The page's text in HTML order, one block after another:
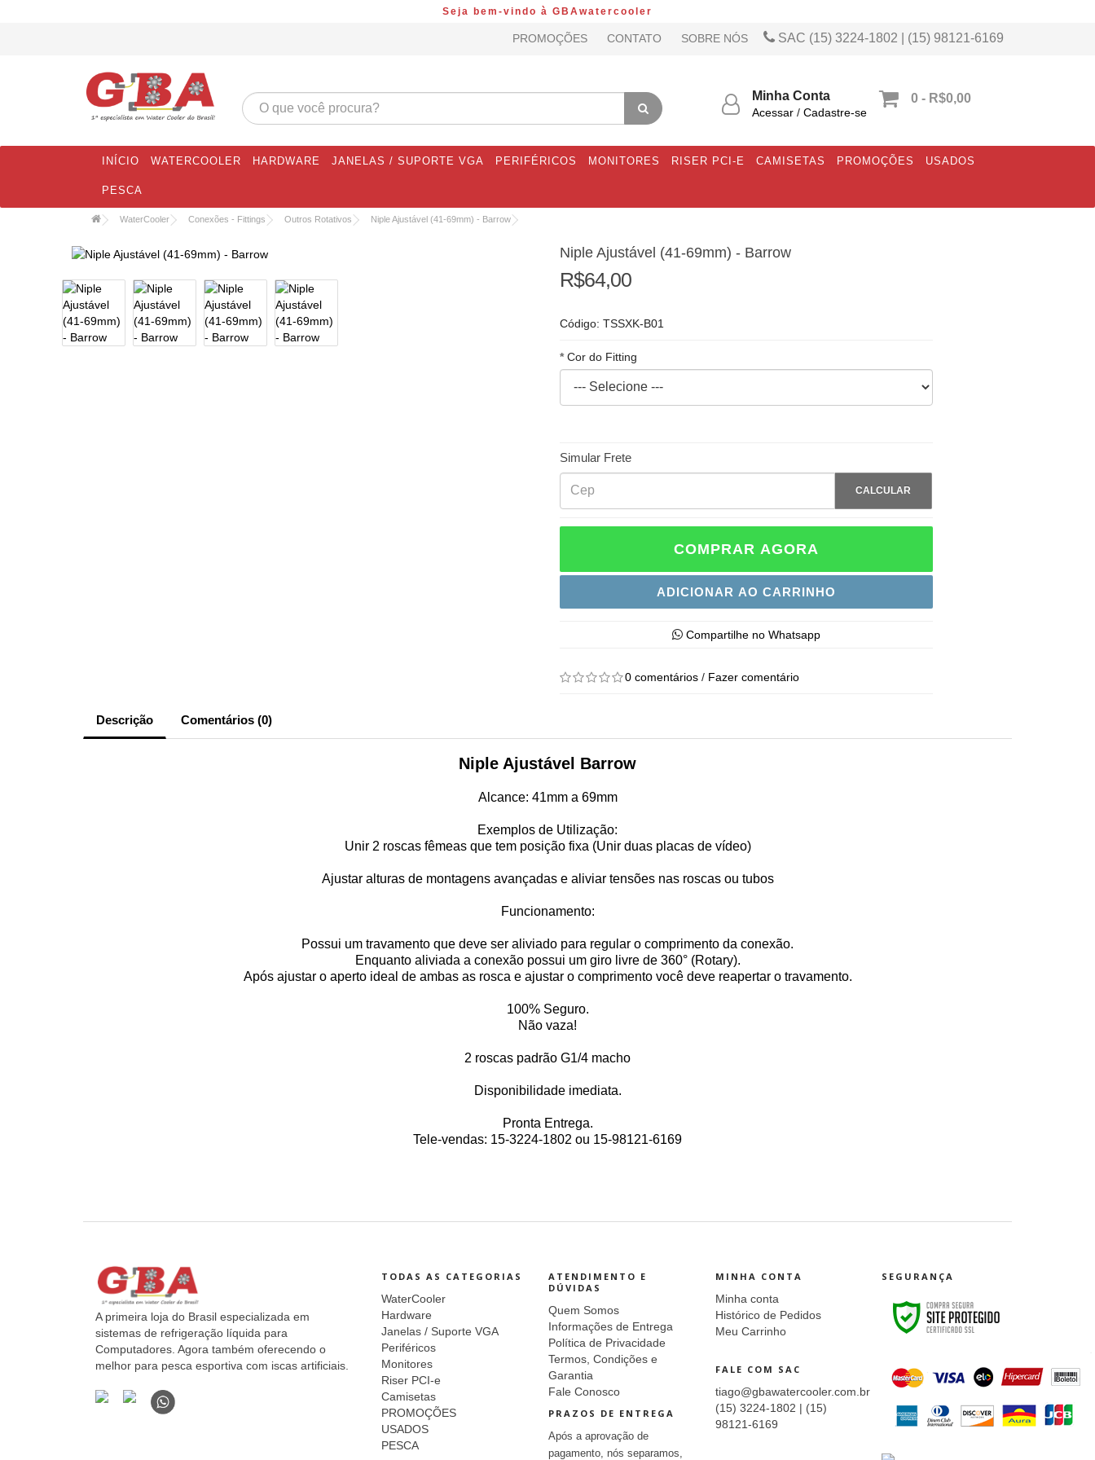
Seja bem-vindo à GBAwatercooler
PROMOÇÕES CONTATO SOBRE NÓS SAC (15) 3224-1802 | (15) 98121-6169
Minha Conta
Acessar / Cadastre-se
0 - R$0,00
INÍCIO WATERCOOLER HARDWARE JANELAS / SUPORTE VGA PERIFÉRICOS MONITORES RISER PCI-E CAMISETAS PROMOÇÕES USADOS
PESCA
WaterCooler Conexões - Fittings Outros Rotativos Niple Ajustável (41-69mm) - Barrow
Niple Ajustável (41-69mm) - Barrow
R$64,00
Código: TSSXK-B01
Cor do Fitting
Simular Frete
CALCULAR
COMPRAR AGORA
ADICIONAR AO CARRINHO
Compartilhe no Whatsapp
0 comentários / Fazer comentário
Descrição Comentários (0)
Niple Ajustável Barrow
Alcance: 41mm a 69mm
Exemplos de Utilização:
Unir 2 roscas fêmeas que tem posição fixa (Unir duas placas de vídeo)
Ajustar alturas de montagens avançadas e aliviar tensões nas roscas ou tubos
Funcionamento:
Possui um travamento que deve ser aliviado para regular o comprimento da conexão.
Enquanto aliviada a conexão possui um giro livre de 360° (Rotary).
Após ajustar o aperto ideal de ambas as rosca e ajustar o comprimento você deve reapertar o travamento.
100% Seguro.
Não vaza!
2 roscas padrão G1/4 macho
Disponibilidade imediata.
Pronta Entrega.
Tele-vendas: 15-3224-1802 ou 15-98121-6169
A primeira loja do Brasil especializada em
sistemas de refrigeração líquida para
Computadores. Agora também oferecendo o
melhor para pesca esportiva com iscas artificiais.
TODAS AS CATEGORIAS
WaterCooler
Hardware
Janelas / Suporte VGA
Periféricos
Monitores
Riser PCI-e
Camisetas
PROMOÇÕES
USADOS
PESCA
ATENDIMENTO E
DÚVIDAS
Quem Somos
Informações de Entrega
Política de Privacidade
Termos, Condições e
Garantia
Fale Conosco
PRAZOS DE ENTREGA
Após a aprovação de
pagamento, nós separamos,
MINHA CONTA
Minha conta
Histórico de Pedidos
Meu Carrinho
FALE COM SAC
tiago@gbawatercooler.com.br
(15) 3224-1802 | (15)
98121-6169
SEGURANÇA